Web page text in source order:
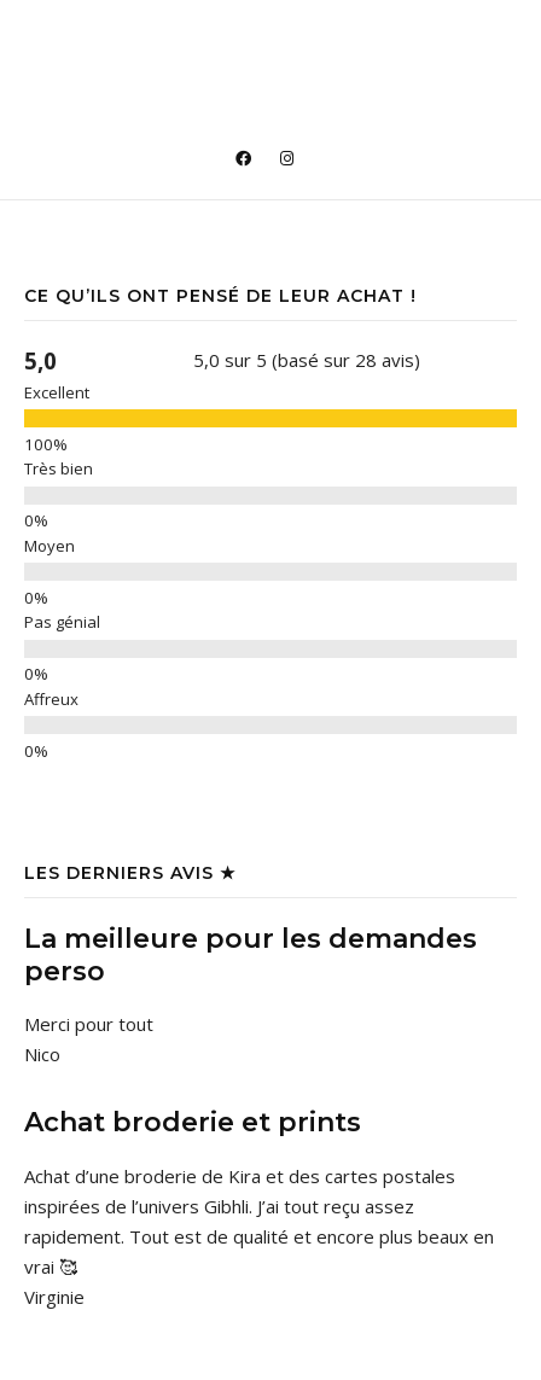
CE QU’ILS ONT PENSÉ DE LEUR ACHAT !
5,0 5,0 sur 5 (basé sur 28 avis)
Excellent
Très bien
Moyen
Pas génial
Affreux
LES DERNIERS AVIS ★
La meilleure pour les demandes
perso
Merci pour tout
Nico
Achat broderie et prints
Achat d’une broderie de Kira et des cartes postales
inspirées de l’univers Gibhli. J’ai tout reçu assez
rapidement. Tout est de qualité et encore plus beaux en
vrai 🥰
Virginie